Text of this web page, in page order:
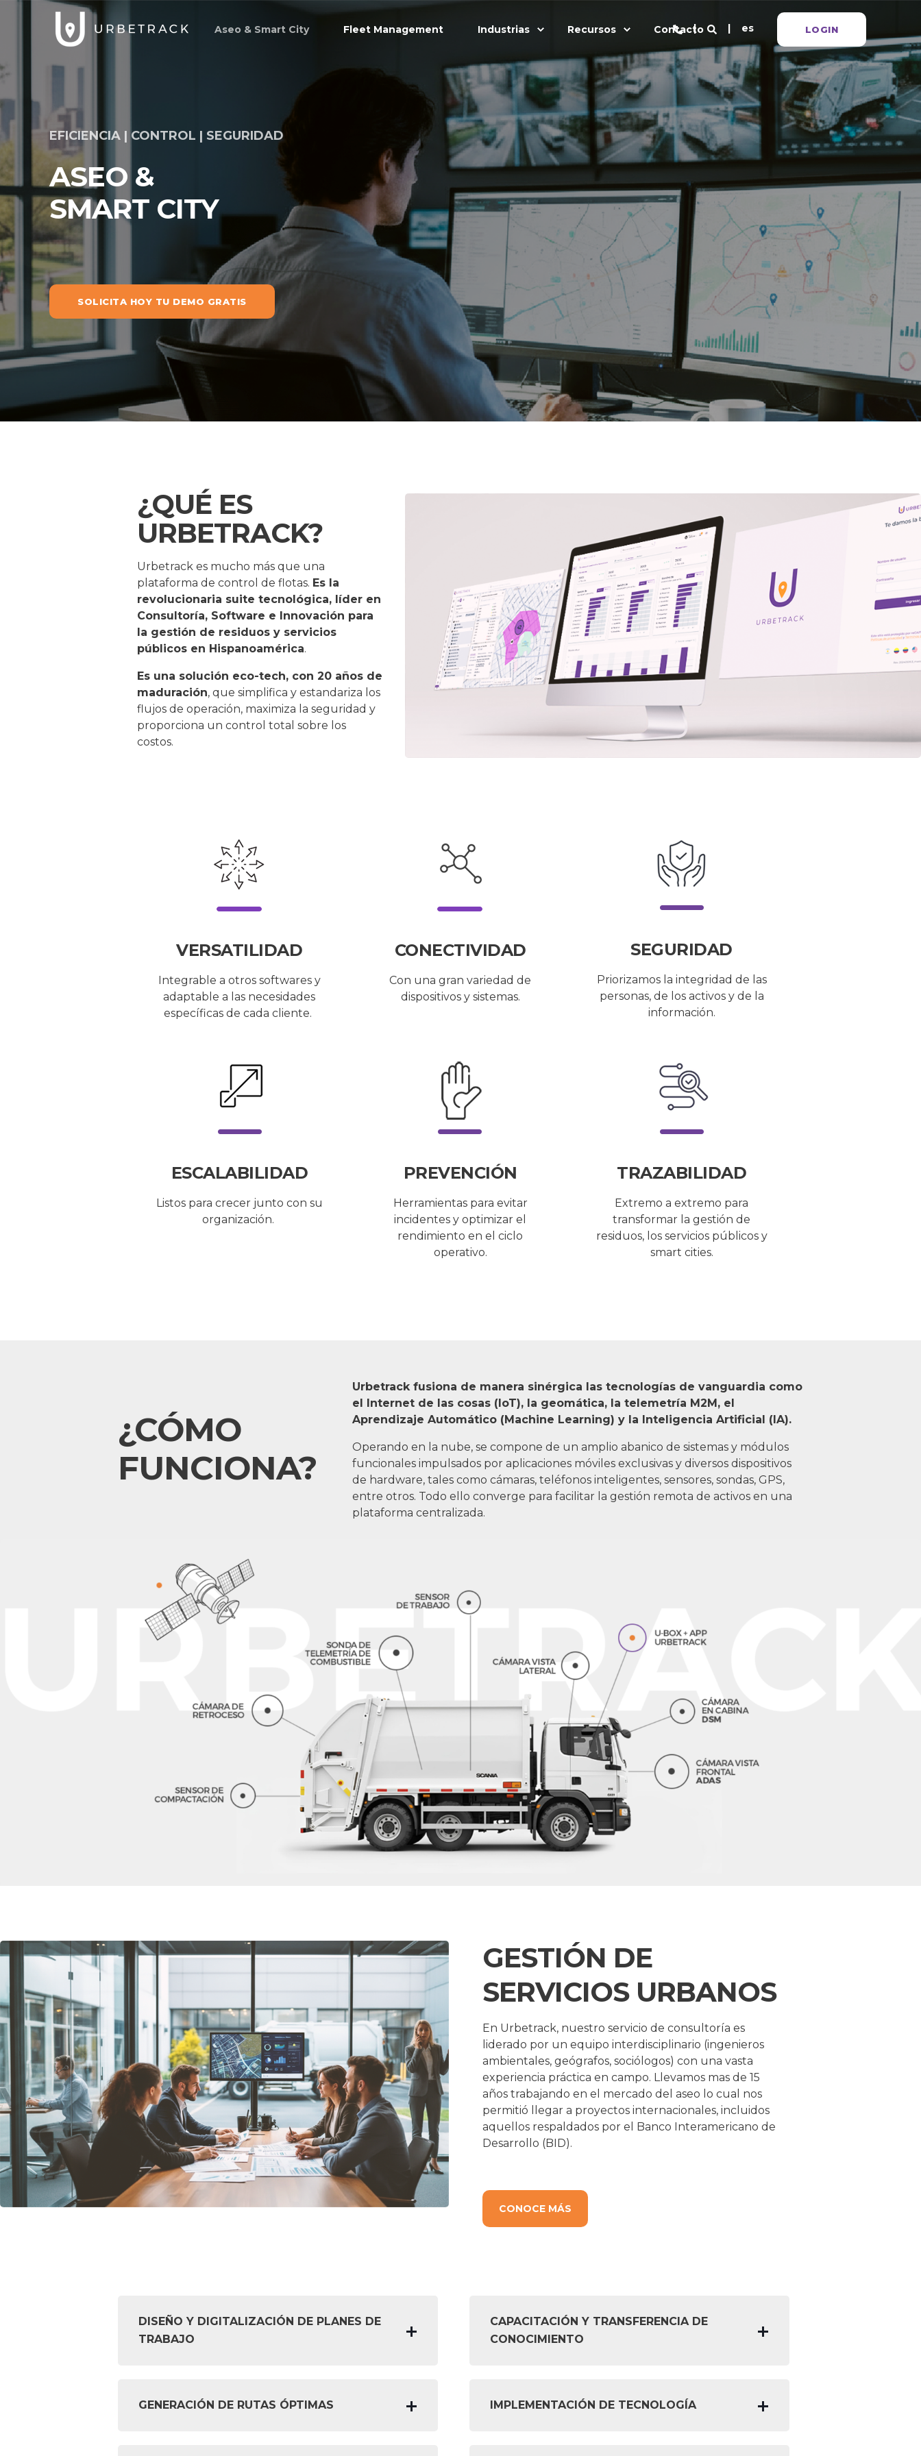
Aseo & Smart City Fleet Management Industrias Recursos Contacto es LOGIN
EFICIENCIA | CONTROL | SEGURIDAD
ASEO &
SMART CITY
SOLICITA HOY TU DEMO GRATIS
¿QUÉ ES
URBETRACK?
Urbetrack es mucho más que una
plataforma de control de flotas. Es la
revolucionaria suite tecnológica, líder en
Consultoría, Software e Innovación para
la gestión de residuos y servicios
públicos en Hispanoamérica.
Es una solución eco-tech, con 20 años de
maduración, que simplifica y estandariza los
flujos de operación, maximiza la seguridad y
proporciona un control total sobre los
costos.
VERSATILIDAD
Integrable a otros softwares y
adaptable a las necesidades
específicas de cada cliente.
CONECTIVIDAD
Con una gran variedad de
dispositivos y sistemas.
SEGURIDAD
Priorizamos la integridad de las
personas, de los activos y de la
información.
ESCALABILIDAD
Listos para crecer junto con su
organización.
PREVENCIÓN
Herramientas para evitar
incidentes y optimizar el
rendimiento en el ciclo
operativo.
TRAZABILIDAD
Extremo a extremo para
transformar la gestión de
residuos, los servicios públicos y
smart cities.
¿CÓMO
FUNCIONA?
Urbetrack fusiona de manera sinérgica las tecnologías de vanguardia como
el Internet de las cosas (IoT), la geomática, la telemetría M2M, el
Aprendizaje Automático (Machine Learning) y la Inteligencia Artificial (IA).
Operando en la nube, se compone de un amplio abanico de sistemas y módulos
funcionales impulsados por aplicaciones móviles exclusivas y diversos dispositivos
de hardware, tales como cámaras, teléfonos inteligentes, sensores, sondas, GPS,
entre otros. Todo ello converge para facilitar la gestión remota de activos en una
plataforma centralizada.
GESTIÓN DE
SERVICIOS URBANOS
En Urbetrack, nuestro servicio de consultoría es
liderado por un equipo interdisciplinario (ingenieros
ambientales, geógrafos, sociólogos) con una vasta
experiencia práctica en campo. Llevamos mas de 15
años trabajando en el mercado del aseo lo cual nos
permitió llegar a proyectos internacionales, incluidos
aquellos respaldados por el Banco Interamericano de
Desarrollo (BID).
CONOCE MÁS
DISEÑO Y DIGITALIZACIÓN DE PLANES DE
TRABAJO
GENERACIÓN DE RUTAS ÓPTIMAS
CAPACITACIÓN Y TRANSFERENCIA DE
CONOCIMIENTO
IMPLEMENTACIÓN DE TECNOLOGÍA